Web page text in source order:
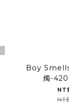
Boy Smells
燭-420